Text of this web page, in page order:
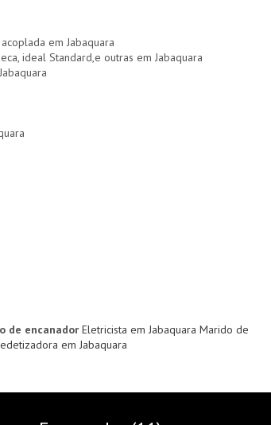
em Jabaquara
ideal Standard,e outras em Jabaquara
de encanador Eletricista em Jabaquara Marido de
em Jabaquara